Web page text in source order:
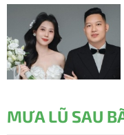
MƯA LŨ SAU